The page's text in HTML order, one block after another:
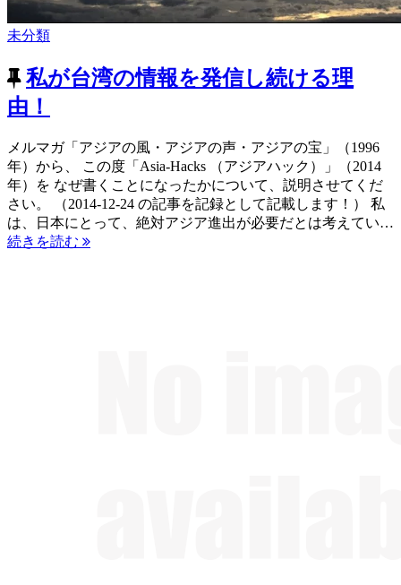
未分類
私が台湾の情報を発信し続ける理
由！
メルマガ「アジアの風・アジアの声・アジアの宝」（1996
年）から、 この度「Asia-Hacks （アジアハック）」（2014
年）を なぜ書くことになったかについて、説明させてくだ
さい。 （2014-12-24 の記事を記録として記載します！） 私
は、日本にとって、絶対アジア進出が必要だとは考えてい…
続きを読む